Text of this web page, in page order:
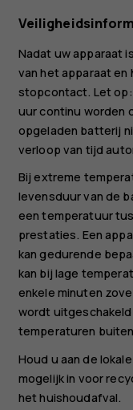
Nadat uw apparaat
van het apparaat en
stopcontact. Let op:
uur continu worden
opgeladen batterij
verloop van tijd
Bij extreme
levensduur van de
een temperatuur
prestaties. Een
kan gedurende
kan bij lage
enkele minuten
wordt
temperaturen
Houd u aan de
mogelijk in voor
het huishoudafval.